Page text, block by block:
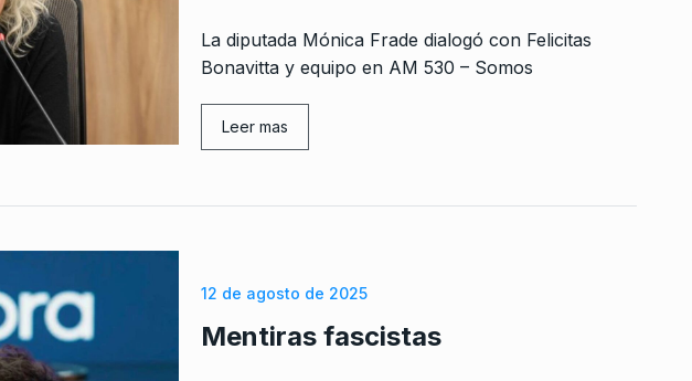
La diputada Mónica Frade dialogó con Felicitas
Bonavitta y equipo en AM 530 – Somos
Leer mas
12 de agosto de 2025
Mentiras fascistas
viene a imponer un
social y destruir la…
2 5 De Mayo De 2026
de un país roto
DE DÍA
10
de estabilidad y una…
ALERTA! 23 De Agosto De 2023